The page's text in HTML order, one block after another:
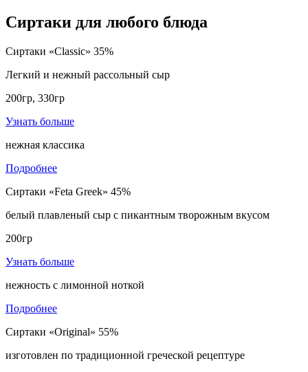
Сиртаки для любого блюда
Сиртаки «Classic» 35%
Легкий и нежный рассольный сыр
200гр, 330гр
Узнать больше
нежная классика
Подробнее
Сиртаки «Feta Greek» 45%
белый плавленый сыр с пикантным творожным вкусом
200гр
Узнать больше
нежность с лимонной ноткой
Подробнее
Сиртаки «Original» 55%
изготовлен по традиционной греческой рецептуре